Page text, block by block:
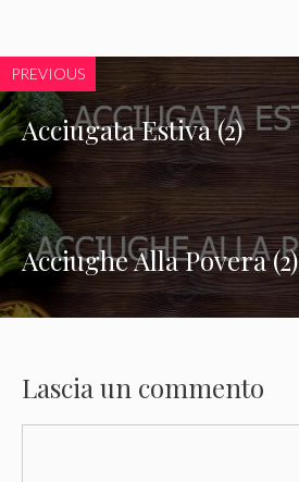
PREVIOUS
Acciugata Estiva (2)
Acciughe Alla Povera (2)
Lascia un commento